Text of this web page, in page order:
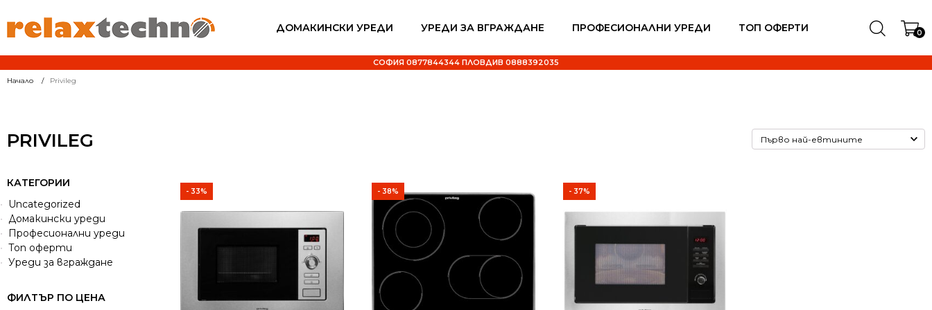
ДОМАКИНСКИ УРЕДИ УРЕДИ ЗА ВГРАЖДАНЕ ПРОФЕСИОНАЛНИ УРЕДИ ТОП ОФЕРТИ 0
СОФИЯ 0877844344 ПЛОВДИВ 0888392035
Начало Privileg
PRIVILEG
КАТЕГОРИИ
Uncategorized
Домакински уреди
Професионални уреди
Топ оферти
Уреди за вграждане
ФИЛТЪР ПО ЦЕНА
- 33% - 38% - 37%